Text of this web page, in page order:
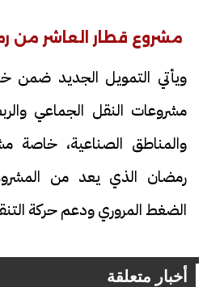
مشروع قطار العاشر من
ويأتي التمويل الجديد ضمن
مشروعات النقل الجماعي
والمناطق الصناعية، خاصة
رمضان الذي يعد من
الضغط المروري ودعم حركة
أخبار متعلقة